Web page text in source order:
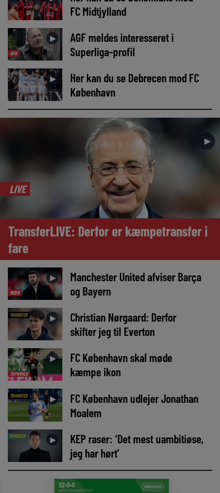
FC Midtjylland
AVIS
►
AGF meldes interesseret i
Superliga-profil
►
Her kan du se Debrecen mod FC
København
►
LIVE
TransferLIVE: Derfor er kæmpetransfer i
fare
MEDIE
►
Manchester United afviser Barça
og Bayern
TRANSFER ►
Christian Nørgaard: Derfor
skifter jeg til Everton
TOPNYHED
►
FC København skal møde
kæmpe ikon
TRANSFER ►
FC København udlejer Jonathan
Moalem
NYHEDER ►
KEP raser: ‘Det mest uambitiøse,
jeg har hørt’